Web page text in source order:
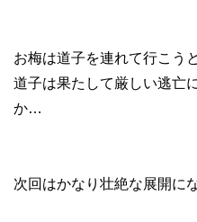
お梅は道子を連れて行こう
道子は果たして厳しい逃亡
か…
次回はかなり壮絶な展開に